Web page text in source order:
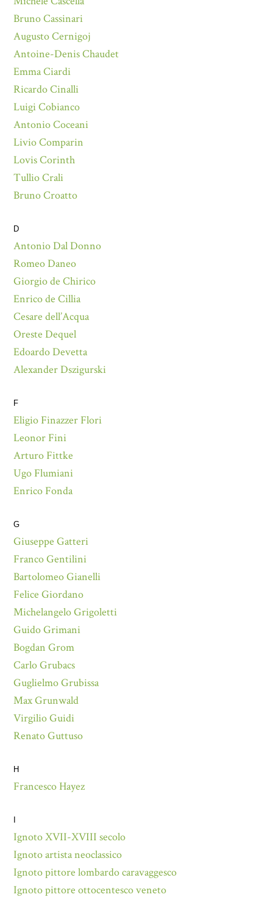
Bruno Cassinari
Augusto Cernigoj
Antoine-Denis Chaudet
Emma Ciardi
Ricardo Cinalli
Luigi Cobianco
Antonio Coceani
Livio Comparin
Lovis Corinth
Tullio Crali
Bruno Croatto
D
Antonio Dal Donno
Romeo Daneo
Giorgio de Chirico
Enrico de Cillia
Cesare dell’Acqua
Oreste Dequel
Edoardo Devetta
Alexander Dszigurski
F
Eligio Finazzer Flori
Leonor Fini
Arturo Fittke
Ugo Flumiani
Enrico Fonda
G
Giuseppe Gatteri
Franco Gentilini
Bartolomeo Gianelli
Felice Giordano
Michelangelo Grigoletti
Guido Grimani
Bogdan Grom
Carlo Grubacs
Guglielmo Grubissa
Max Grunwald
Virgilio Guidi
Renato Guttuso
H
Francesco Hayez
Ignoto XVII-XVIII secolo
Ignoto artista neoclassico
Ignoto pittore lombardo caravaggesco
Ignoto pittore ottocentesco veneto